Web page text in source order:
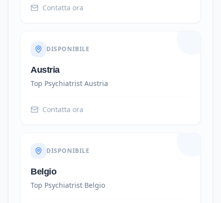
Contatta ora
DISPONIBILE
Austria
Top Psychiatrist Austria
Contatta ora
DISPONIBILE
Belgio
Top Psychiatrist Belgio